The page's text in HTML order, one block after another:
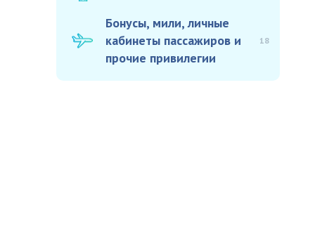
Бонусы, мили, личные
кабинеты пассажиров и
прочие привилегии
18